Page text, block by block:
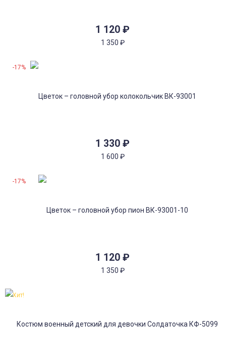
1 120 ₽
1 350 ₽
1 330 ₽
1 600 ₽
-17%
1 120 ₽
1 350 ₽
-17%
Хит!